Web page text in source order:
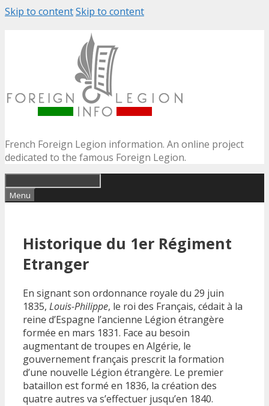
Skip to contentSkip to content
French Foreign Legion information. An online project
dedicated to the famous Foreign Legion.
Menu
Historique du 1er Régiment
Etranger
En signant son ordonnance royale du 29 juin
1835, Louis-Philippe, le roi des Français, cédait à la
reine d’Espagne l’ancienne Légion étrangère
formée en mars 1831. Face au besoin
augmentant de troupes en Algérie, le
gouvernement français prescrit la formation
d’une nouvelle Légion étrangère. Le premier
bataillon est formé en 1836, la création des
quatre autres va s’effectuer jusqu’en 1840.